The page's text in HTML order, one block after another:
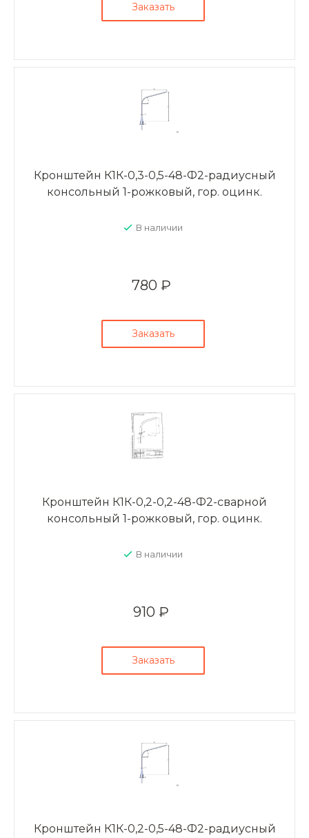
Заказать
Кронштейн К1К-0,3-0,5-48-Ф2-радиусный
консольный 1-рожковый, гор. оцинк.
В наличии
780 ₽
Заказать
Кронштейн К1К-0,2-0,2-48-Ф2-сварной
консольный 1-рожковый, гор. оцинк.
В наличии
910 ₽
Заказать
Кронштейн К1К-0,2-0,5-48-Ф2-радиусный